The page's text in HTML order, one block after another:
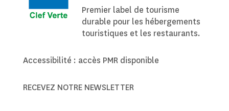
Premier label de tourisme
durable pour les hébergements
touristiques et les restaurants.
Accessibilité : accès PMR disponible
RECEVEZ NOTRE NEWSLETTER